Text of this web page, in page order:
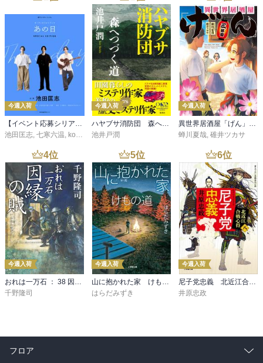
今週入荷
【イベント応募シリアルコード付】池田匡志出演・オーディオフォトブック「あの日」SPECIAL EDITION（音声／動画付）
池田匡志, 七寒六温, konoko58 ,村崎キコ
今週入荷
ハヤブサ消防団 森へつづく道
池井戸潤
今週入荷
異世界居酒屋「げん」三杯目
蝉川夏哉, 碓井ツカサ
4位
今週入荷
おれは一万石 ： 38 因縁の賊
千野隆司
5位
今週入荷
山に抱かれた家 けもの道
はらだみずき
6位
今週入荷
尼子党忠義 北近江合戦心得〈八〉
井原忠政
フロア